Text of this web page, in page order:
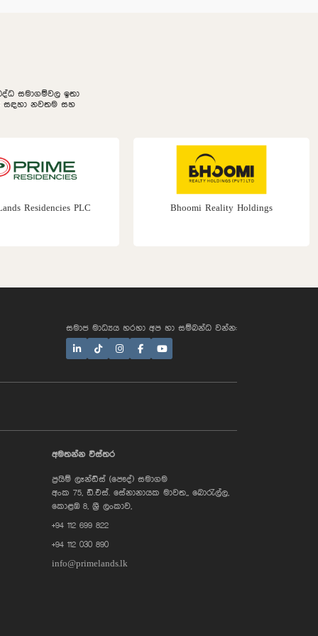
සමාගම්වල ඉතා
සඳහා නවතම සහ
Residencies PLC Bhoomi Reality Holdings
සමාජ මාධ්‍යය හරහා අප හා සම්බන්ධ වන්න:
අමතන්න විස්තර
ප්‍රයිම් ලෑන්ඩ්ස් (පෞද්) සමාගම
අංක 75, ඩී.එස්. සේනානායක මාවත,, බොරැල්ල,
කොළඹ 8, ශ්‍රී ලංකාව,
+94 112 699 822
+94 112 030 890
info@primelands.lk
Hi, I'm Prime Bee, Your AI
Assistant!
Tap the Call button above to talk
message below and I'll be happy to